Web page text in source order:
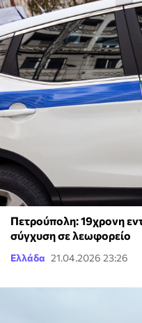
Πετρούπολη: 19χρονη
σύγχυση σε λεωφορείο
Ελλάδα 21.04.2026 23:26